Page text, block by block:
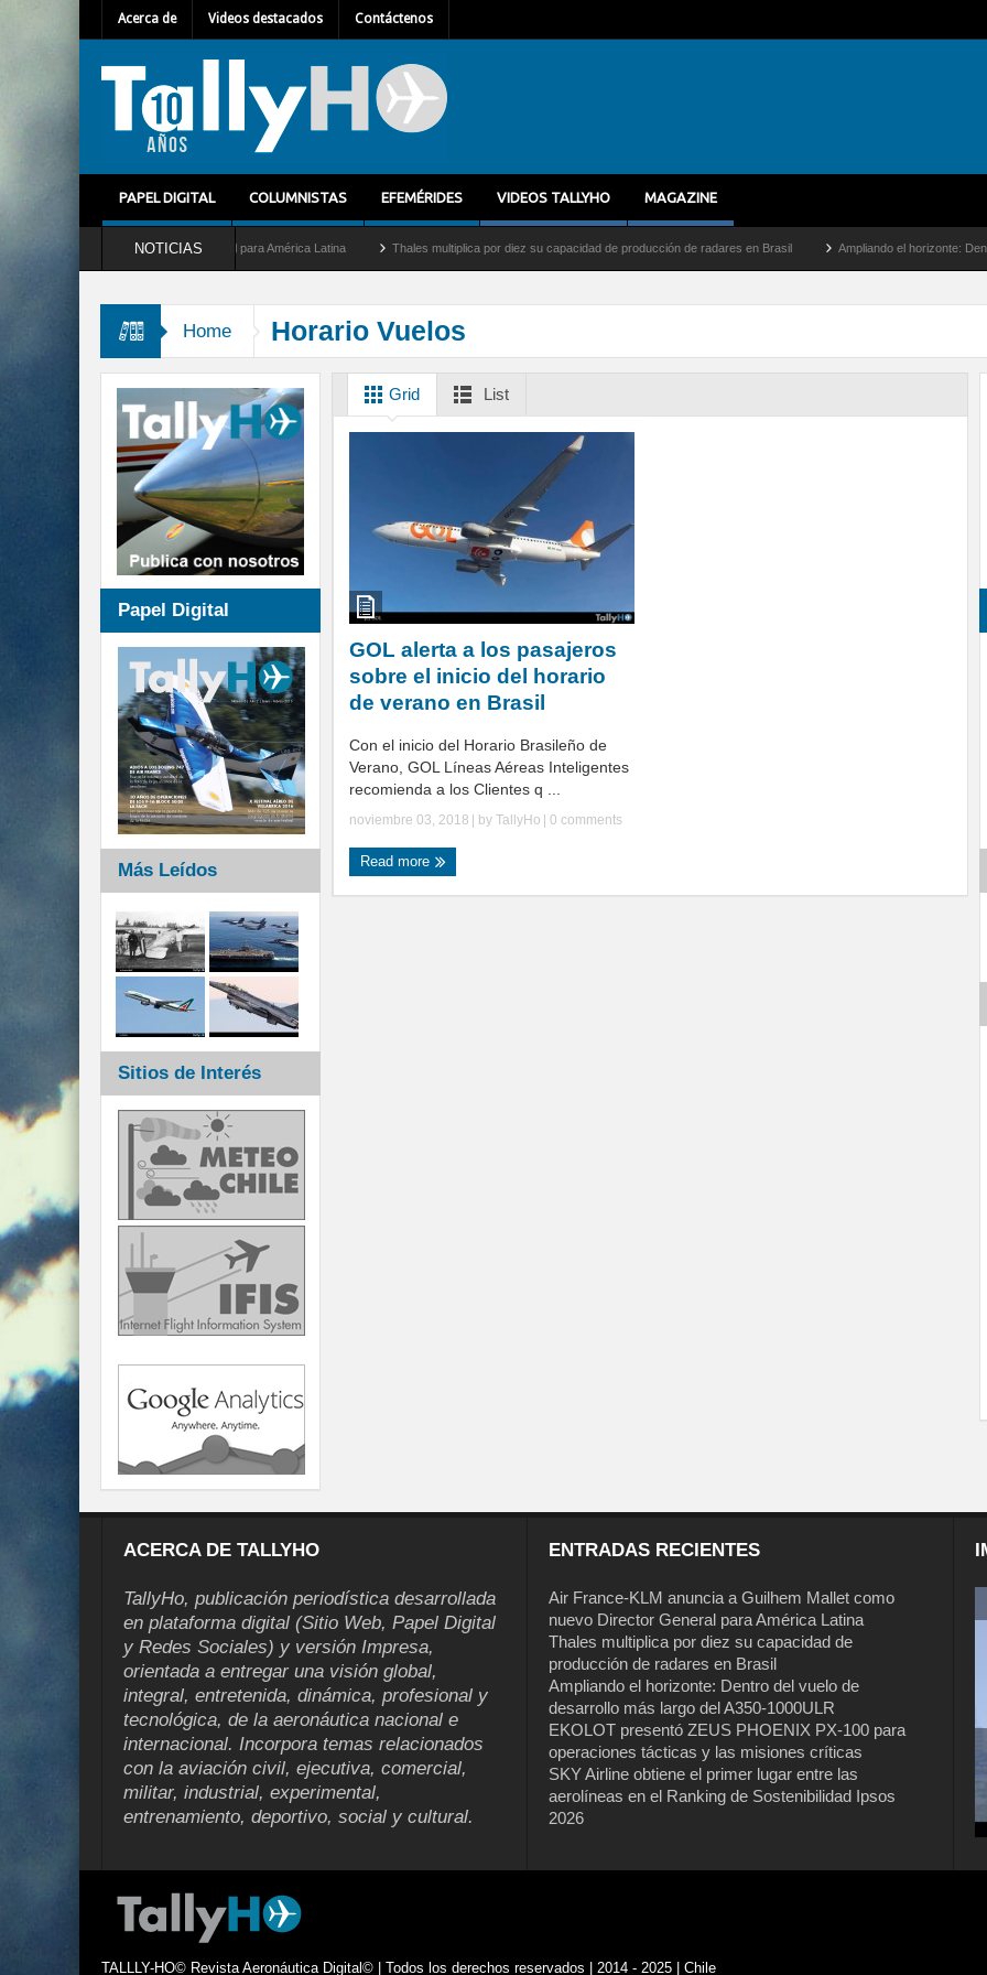
Acerca de Videos destacados Contáctenos
PAPEL DIGITAL COLUMNISTAS EFEMÉRIDES VIDEOS TALLYHO MAGAZINE
NOTICIAS
como nuevo Director General para América Latina Thales multiplica por diez su capacidad de producción de radares en Brasil Ampliando el horizonte: Dentro del
Home Horario Vuelos
Grid List
GOL alerta a los pasajeros
sobre el inicio del horario
de verano en Brasil
Con el inicio del Horario Brasileño de
Verano, GOL Líneas Aéreas Inteligentes
recomienda a los Clientes q ...
noviembre 03, 2018 | by TallyHo 0 comments
Read more
Papel Digital
Más Leídos
Sitios de Interés
ACERCA DE TALLYHO
TallyHo, publicación periodística desarrollada
en plataforma digital (Sitio Web, Papel Digital
y Redes Sociales) y versión Impresa,
orientada a entregar una visión global,
integral, entretenida, dinámica, profesional y
tecnológica, de la aeronáutica nacional e
internacional. Incorpora temas relacionados
con la aviación civil, ejecutiva, comercial,
militar, industrial, experimental,
entrenamiento, deportivo, social y cultural.
ENTRADAS RECIENTES
Air France-KLM anuncia a Guilhem Mallet como
nuevo Director General para América Latina
Thales multiplica por diez su capacidad de
producción de radares en Brasil
Ampliando el horizonte: Dentro del vuelo de
desarrollo más largo del A350-1000ULR
EKOLOT presentó ZEUS PHOENIX PX-100 para
operaciones tácticas y las misiones críticas
SKY Airline obtiene el primer lugar entre las
aerolíneas en el Ranking de Sostenibilidad Ipsos
2026
Air France-KLM anuncia a Guilhem
Mallet como nuevo Director General
para América Latina
TALLLY-HO© Revista Aeronáutica Digital© | Todos los derechos reservados | 2014 - 2025 | Chile